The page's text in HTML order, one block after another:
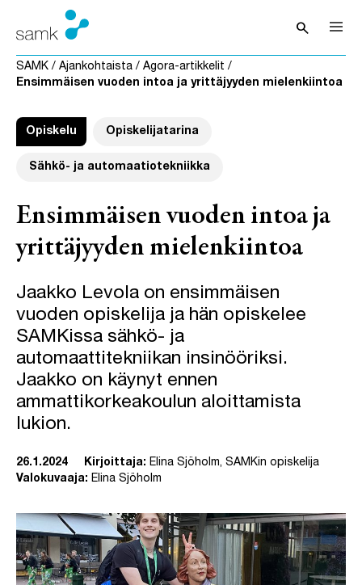
Siirry sisältöön
searchAvaa haku
SAMK / Ajankohtaista / Agora-artikkelit /
Ensimmäisen vuoden intoa ja yrittäjyyden mielenkiintoa
Opiskelu Opiskelijatarina
Sähkö- ja automaatiotekniikka
Ensimmäisen vuoden intoa ja
yrittäjyyden mielenkiintoa
Jaakko Levola on ensimmäisen
vuoden opiskelija ja hän opiskelee
SAMKissa sähkö- ja
automaattitekniikan insinööriksi.
Jaakko on käynyt ennen
ammattikorkeakoulun aloittamista
lukion.
26.1.2024 Kirjoittaja: Elina Sjöholm, SAMKin opiskelija
Valokuvaaja: Elina Sjöholm